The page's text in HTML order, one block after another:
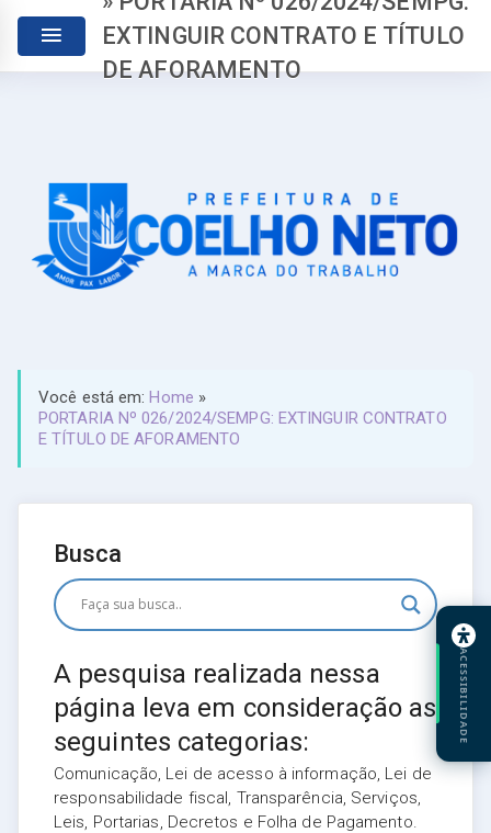
EXTINGUIR CONTRATO E TÍTULO
DE AFORAMENTO
Você está em:Home »
PORTARIA Nº 026/2024/SEMPG: EXTINGUIR CONTRATO
E TÍTULO DE AFORAMENTO
Busca
A pesquisa realizada nessa
página leva em consideração as
seguintes categorias:
Comunicação, Lei de acesso à informação, Lei de
responsabilidade fiscal, Transparência, Serviços,
Leis, Portarias, Decretos e Folha de Pagamento.
ACESSIBILIDADE